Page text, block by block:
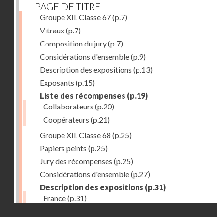
PAGE DE TITRE
Groupe XII. Classe 67(p.7)
Vitraux(p.7)
Composition du jury(p.7)
Considérations d'ensemble(p.9)
Description des expositions (p.13)
Exposants (p.15)
Liste des récompenses (p.19)
Collaborateurs (p.20)
Coopérateurs (p.21)
Groupe XII. Classe 68 (p.25)
Papiers peints (p.25)
Jury des récompenses (p.25)
Considérations d'ensemble(p.27)
Description des expositions (p.31)
France(p.31)